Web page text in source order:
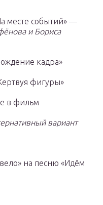
месте событий» —
и Бориса
кадра»
фигуры»
в фильм
вариант
на песню «Идём